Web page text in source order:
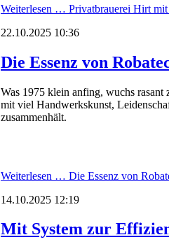
Weiterlesen … Privatbrauerei Hirt
22.10.2025 10:36
Die Essenz von
Was 1975 klein anfing, wuchs
mit viel Handwerkskunst,
zusammenhält.
Weiterlesen … Die Essenz von
14.10.2025 12:19
Mit System zur